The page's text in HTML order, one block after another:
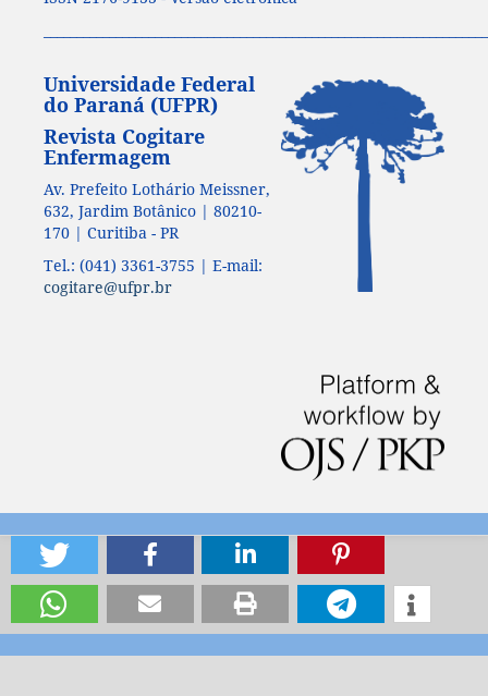
Universidade Federal
do Paraná (UFPR)
Revista Cogitare
Enfermagem
Av. Prefeito Lothário Meissner,
632, Jardim Botânico | 80210-
170 | Curitiba - PR
Tel.: (041) 3361-3755 | E-mail:
cogitare@ufpr.br